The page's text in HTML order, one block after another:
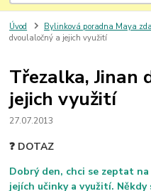
Úvod Bylinková poradna Maya
dvoulaločný a jejich využití
Třezalka, Jinan
jejich využití
27.07.2013
❓ DOTAZ
Dobrý den, chci se zeptat
jejích učinky a využití.